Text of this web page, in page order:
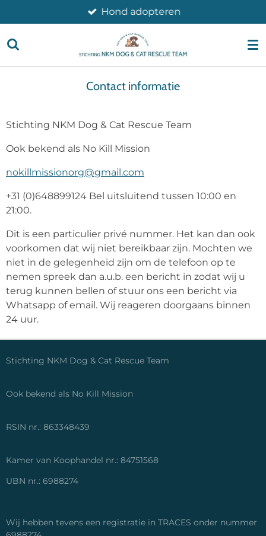
direct
naar
hoofdinhoud
Hond adopteren
Contact informatie
Stichting NKM Dog & Cat Rescue Team
Ook bekend als No Kill Mission
nokillmissionorg@gmail.com
+31 (0)648899124 Bel uitsluitend tussen 10:00 en
21:00.
Dit is een particulier privé nummer. Het kan dan ook
voorkomen dat wij niet bereikbaar zijn. Mochten we
niet in de gelegenheid zijn om de telefoon op te
nemen spreek dan a.u.b. een bericht in zodat wij u
terug kunnen bellen of stuur ons een bericht via
Whatsapp of email. Wij reageren doorgaans binnen
24 uur.
Stichting NKM Dog & Cat Rescue Team
Ook bekend als No Kill Mission
RSIN nr.: 863348439
Kamer van Koophandel nr.: 84751568
UBN nr.: 6988274
Wij hebben tevens een registratie in TRACES onder nummer